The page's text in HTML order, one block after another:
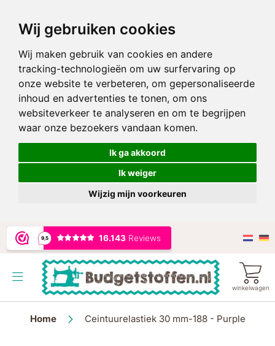
Wij gebruiken cookies
Wij maken gebruik van cookies en andere
tracking-technologieën om uw surfervaring op
onze website te verbeteren, om gepersonaliseerde
inhoud en advertenties te tonen, om ons
websiteverkeer te analyseren en om te begrijpen
waar onze bezoekers vandaan komen.
Ik ga akkoord
Ik weiger
Wijzig mijn voorkeuren
naar
de
winkelwagen
Home Ceintuurelastiek 30 mm-188 - Purple